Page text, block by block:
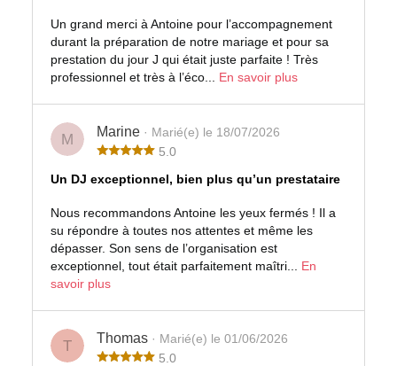
Un grand merci à Antoine pour l’accompagnement
durant la préparation de notre mariage et pour sa
prestation du jour J qui était juste parfaite ! Très
professionnel et très à l’éco... En savoir plus
M Marine · Marié(e) le 18/07/2026
5.0
Un DJ exceptionnel, bien plus qu’un prestataire
Nous recommandons Antoine les yeux fermés ! Il a
su répondre à toutes nos attentes et même les
dépasser. Son sens de l’organisation est
exceptionnel, tout était parfaitement maîtri... En
savoir plus
T Thomas · Marié(e) le 01/06/2026
5.0